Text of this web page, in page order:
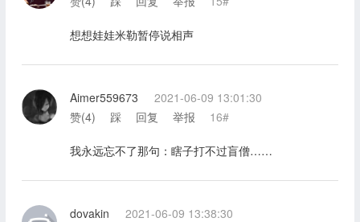
想想娃娃米勒暂停说相声
Aimer559673
2021-06-09 13:01:30
赞(4) 踩 回复 举报 16#
我永远忘不了那句：瞎子打不过盲僧……
dovakin
2021-06-09 13:38:30